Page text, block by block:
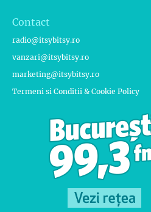
Contact
radio@itsybitsy.ro
vanzari@itsybitsy.ro
marketing@itsybitsy.ro
Termeni si Conditii & Cookie Policy